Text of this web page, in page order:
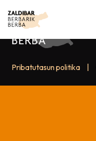
Pribatutasun politika